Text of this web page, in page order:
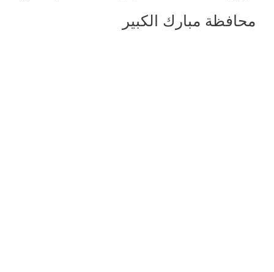
محافظة مبارك الكبير